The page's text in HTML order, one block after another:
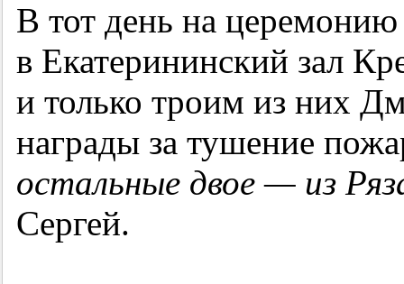
В тот день на
в Екатерининский зал
и только троим из них
награды за тушение
остальные двое — из
Сергей.